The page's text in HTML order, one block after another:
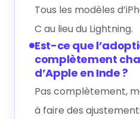
Tous les modèles
C au lieu du Lightning.
Est-ce que
complètement
d’Apple en Inde ?
Pas complètement,
à faire des